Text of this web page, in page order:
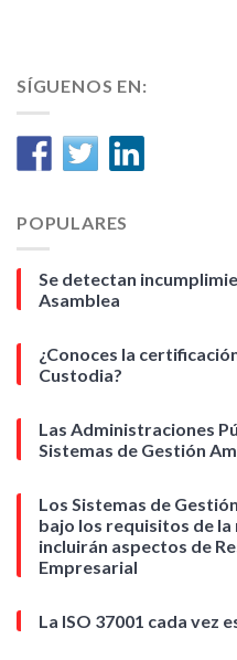
SÍGUENOS EN:
POPULARES
Se detectan
Asamblea
¿Conoces la
Custodia?
Las Administraciones
Sistemas de Gestión
Los Sistemas de
bajo los requisitos de la
incluirán aspectos de
Empresarial
La ISO 37001 cada vez